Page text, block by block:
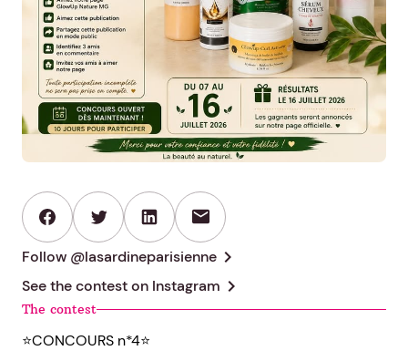
mail
Follow @lasardineparisienne chevron_right
See the contest on Instagram chevron_right
The contest
⭐️CONCOURS n*4⭐️